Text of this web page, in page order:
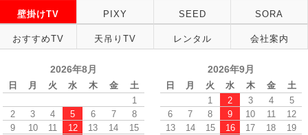
壁掛けTV PIXY SEED SORA
おすすめTV 天吊りTV レンタル 会社案内
2026年8月
日 月 火 水 木 金
土
1
2
3 4 5 6 7
8
9
10 11 12 13 14
15
2026年9月
日 月 火 水 木 金
土
1
2 3 4
5
6
7 8 9 10 11
12
13
14 15 16 17 18
19